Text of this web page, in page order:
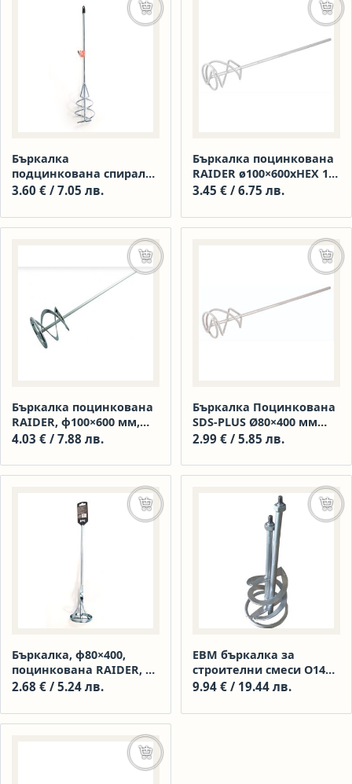
Бъркалка
подцинкована спирала
100 мм 040287
3.60 € / 7.05 лв.
Добавяне в количката
Бъркалка поцинкована
RAIDER ø100×600xHEX 10
мм.
3.45 € / 6.75 лв.
Бъркалка поцинкована
RAIDER, ф100×600 мм,
SDS-plus, 138505
4.03 € / 7.88 лв.
Още
Бъркалка Поцинкована
SDS-PLUS Ø80×400 мм
RAIDER 138504
2.99 € / 5.85 лв.
Бъркалка, ф80×400,
поцинкована RAIDER, 8
мм, HEX, 138501
2.68 € / 5.24 лв.
Добавяне в количката
ЕВМ бъркалка за
строителни смеси О140
мм 1,590 мм М14
9.94 € / 19.44 лв.
Още
Добавяне в количката